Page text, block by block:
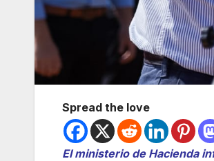
Spread the love
El ministerio de Hacienda